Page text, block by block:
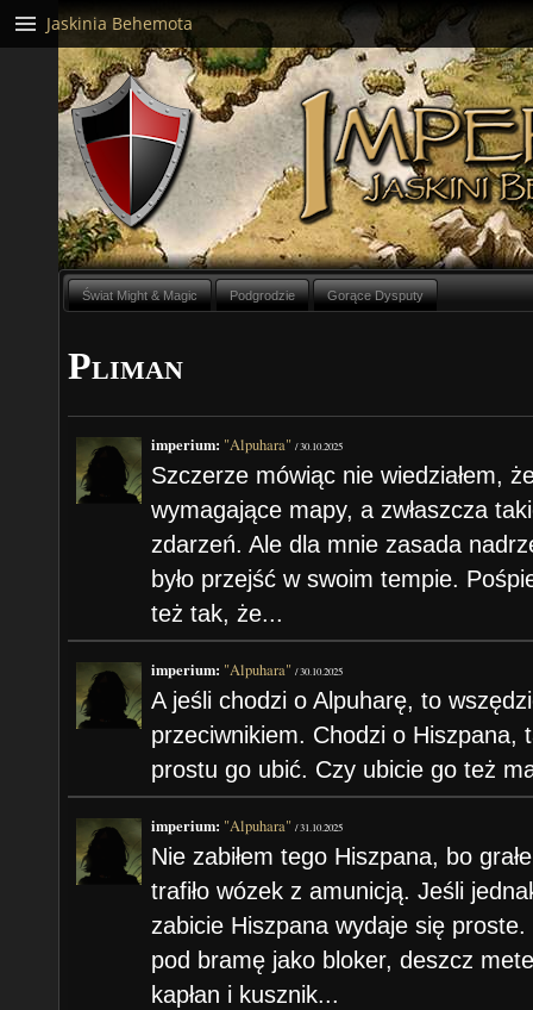
Świat Might & Magic Podgrodzie Gorące Dysputy
Pliman
imperium: "Alpuhara"/30.10.2025
Szczerze mówiąc nie wiedziałem,
wymagające mapy, a zwłaszcza
zdarzeń. Ale dla mnie zasada
było przejść w swoim tempie.
też tak, że...
imperium: "Alpuhara"/30.10.2025
A jeśli chodzi o Alpuharę, to
przeciwnikiem. Chodzi o Hiszpana,
prostu go ubić. Czy ubicie go też
imperium: "Alpuhara"/31.10.2025
Nie zabiłem tego Hiszpana, bo
trafiło wózek z amunicją. Jeśli
zabicie Hiszpana wydaje się
pod bramę jako bloker, deszcz
kapłan i kusznik...
Jaskinia Behemota